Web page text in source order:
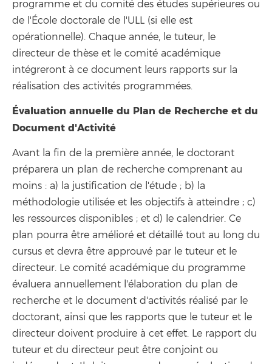
programme et du comité des études supérieures ou
de l'École doctorale de l'ULL (si elle est
opérationnelle). Chaque année, le tuteur, le
directeur de thèse et le comité académique
intégreront à ce document leurs rapports sur la
réalisation des activités programmées.
Évaluation annuelle du Plan de Recherche et du
Document d'Activité
Avant la fin de la première année, le doctorant
préparera un plan de recherche comprenant au
moins : a) la justification de l'étude ; b) la
méthodologie utilisée et les objectifs à atteindre ; c)
les ressources disponibles ; et d) le calendrier. Ce
plan pourra être amélioré et détaillé tout au long du
cursus et devra être approuvé par le tuteur et le
directeur. Le comité académique du programme
évaluera annuellement l'élaboration du plan de
recherche et le document d'activités réalisé par le
doctorant, ainsi que les rapports que le tuteur et le
directeur doivent produire à cet effet. Le rapport du
tuteur et du directeur peut être conjoint ou